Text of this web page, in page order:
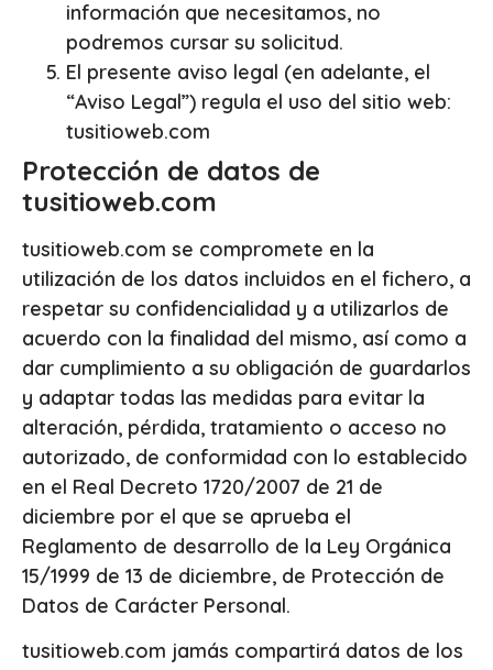
información que necesitamos, no
podremos cursar su solicitud.
El presente aviso legal (en adelante, el
“Aviso Legal”) regula el uso del sitio web:
tusitioweb.com
Protección de datos de
tusitioweb.com
tusitioweb.com se compromete en la
utilización de los datos incluidos en el fichero, a
respetar su confidencialidad y a utilizarlos de
acuerdo con la finalidad del mismo, así como a
dar cumplimiento a su obligación de guardarlos
y adaptar todas las medidas para evitar la
alteración, pérdida, tratamiento o acceso no
autorizado, de conformidad con lo establecido
en el Real Decreto 1720/2007 de 21 de
diciembre por el que se aprueba el
Reglamento de desarrollo de la Ley Orgánica
15/1999 de 13 de diciembre, de Protección de
Datos de Carácter Personal.
tusitioweb.com jamás compartirá datos de los